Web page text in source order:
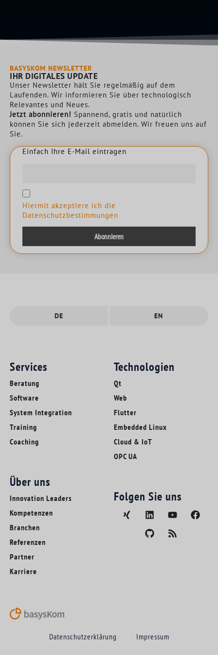
BASYSKOM NEWSLETTER
IHR DIGITALES UPDATE
Unser Newsletter hält Sie regelmäßig auf dem
Laufenden. Wir informieren Sie über technologisch
Relevantes und Neues.
Jetzt abonnieren! Spannend, gratis und natürlich
können Sie sich jederzeit abmelden. Wir freuen uns auf
Sie.
Einfach Ihre E-Mail eintragen
Einfach Ihre E-Mail eintragen
Hiermit akzeptiere ich die
Datenschutzbestimmungen
DE EN
Services
Beratung
Software
System Integration
Training
Coaching
Technologien
Qt
Web
Flutter
Embedded Linux
Cloud & IoT
OPC UA
Über uns
Innovation Leaders
Kompetenzen
Branchen
Referenzen
Partner
Karriere
Folgen Sie uns
Datenschutzerklärung Impressum